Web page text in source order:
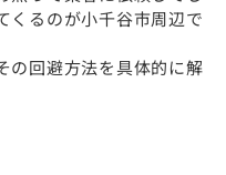
くるのが小千谷市周辺で
の回避方法を具体的に解